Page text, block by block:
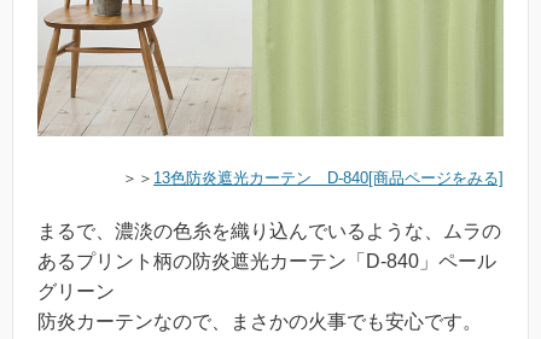
＞＞ 13色防炎遮光カーテン D-840[商品ページをみる]
まるで、濃淡の色糸を織り込んでいるような、ムラの
あるプリント柄の防炎遮光カーテン「D-840」ペール
グリーン
防炎カーテンなので、まさかの火事でも安心です。